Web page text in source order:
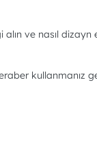
ve nasıl dizayn
kullanmanız